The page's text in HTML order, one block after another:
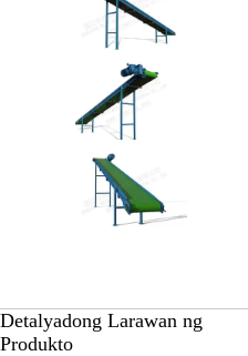
Detalyadong Larawan ng
Produkto